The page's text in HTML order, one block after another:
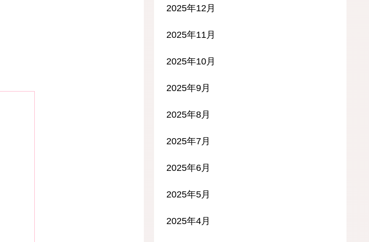
2025年12月
2025年11月
2025年10月
2025年9月
2025年8月
2025年7月
2025年6月
2025年5月
2025年4月